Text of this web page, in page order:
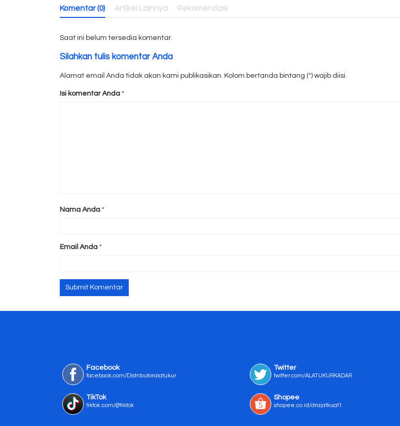
Komentar (0) Artikel Lainnya Rekomendasi
Saat ini belum tersedia komentar.
Silahkan tulis komentar Anda
Alamat email Anda tidak akan kami publikasikan. Kolom bertanda bintang (*) wajib diisi.
Isi komentar Anda *
Nama Anda *
Email Anda *
Facebook
facebook.com/Distributoralatukur
Twitter
twitter.com/ALATUKURKADAR
TikTok
tiktok.com/@tiktok
Shopee
shopee.co.id/drajatkuat1